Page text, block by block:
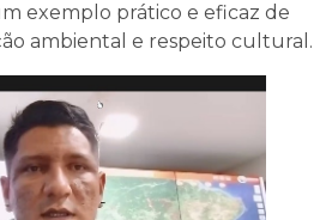
exemplo prático e eficaz de
ambiental e respeito cultural.